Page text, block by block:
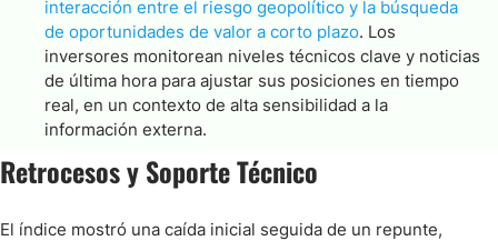
interacción entre el riesgo geopolítico y la búsqueda
de oportunidades de valor a corto plazo. Los
inversores monitorean niveles técnicos clave y noticias
de última hora para ajustar sus posiciones en tiempo
real, en un contexto de alta sensibilidad a la
información externa.
Retrocesos y Soporte Técnico
El índice mostró una caída inicial seguida de un repunte,